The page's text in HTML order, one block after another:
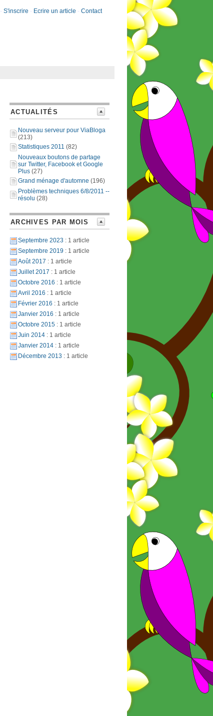
- S'inscrire - Ecrire un article - Contact
ACTUALITÉS
Nouveau serveur pour ViaBloga
(213)
Statistiques 2011 (82)
Nouveaux boutons de partage
sur Twitter, Facebook et Google
Plus (27)
Grand ménage d'automne (196)
Problèmes techniques 6/8/2011 --
résolu (28)
ARCHIVES PAR MOIS
Septembre 2023 : 1 article
Septembre 2019 : 1 article
Août 2017 : 1 article
Juillet 2017 : 1 article
Octobre 2016 : 1 article
Avril 2016 : 1 article
Février 2016 : 1 article
Janvier 2016 : 1 article
Octobre 2015 : 1 article
Juin 2014 : 1 article
Janvier 2014 : 1 article
Décembre 2013 : 1 article